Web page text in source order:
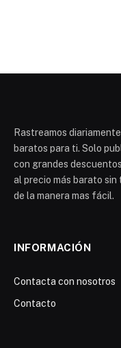
Rastreamos
baratos para ti. Solo
con grandes
al precio más barato
de la manera mas fácil.
INFORMACIÓN
Contacta con nosotros
Contacto